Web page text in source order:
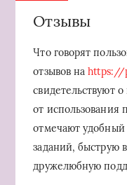
Отзывы
Что говорят
отзывов наhttps://
свидетельствуют
от использования
отмечают удобный
заданий, быструю
дружелюбную